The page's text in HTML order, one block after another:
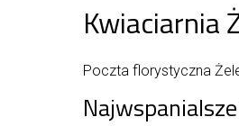
Kwiaciarnia
Poczta florystyczna